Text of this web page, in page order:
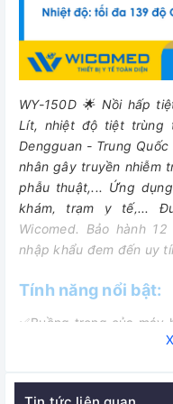
WY-150D 🌟 Nồi hấp
Lít, nhiệt độ tiệt trùng
Dengguan - Trung Quốc
nhân gây truyền nhiễm
phẫu thuật,... Ứng
khám, trạm y tế,...
Wicomed. Bảo hành
nhập khẩu đem đến uy
Tính năng nổi bật:
✅Buồng trong của
không gỉ, có gân gia
✅ Máy có cấu trúc